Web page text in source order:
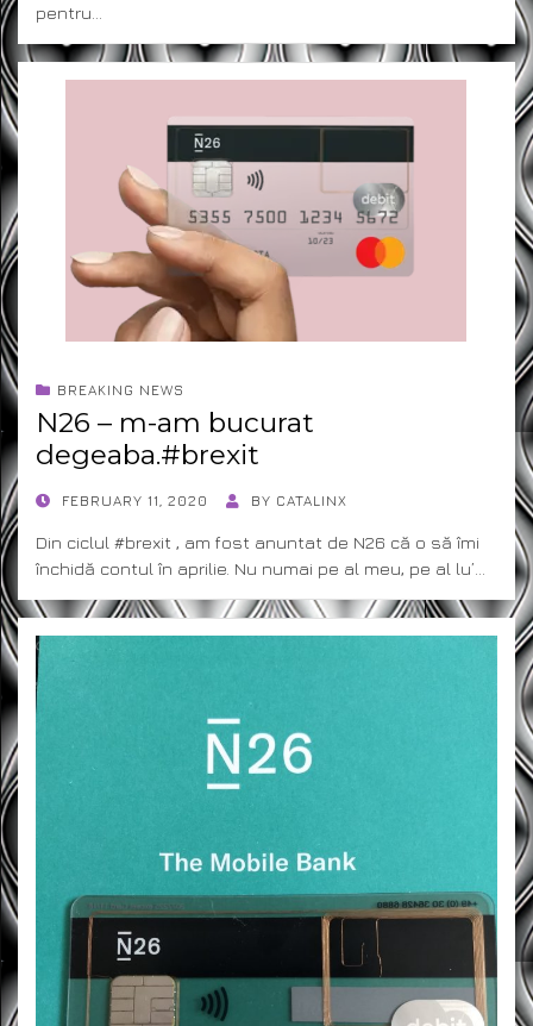
pentru…
BREAKING NEWS
N26 – m-am bucurat
degeaba.#brexit
POSTEDFEBRUARY 11, 2020 BY CATALINX
Din ciclul #brexit , am fost anuntat de N26 că o să îmi
închidă contul în aprilie. Nu numai pe al meu, pe al lu’…